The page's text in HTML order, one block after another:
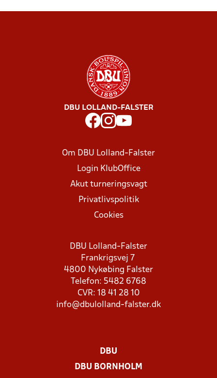
DBU LOLLAND-FALSTER
Om DBU Lolland-Falster
Login KlubOffice
Akut turneringsvagt
Privatlivspolitik
Cookies
DBU Lolland-Falster
Frankrigsvej 7
4800 Nykøbing Falster
Telefon: 5482 6768
CVR: 18 41 28 10
info@dbulolland-falster.dk
DBU
DBU BORNHOLM